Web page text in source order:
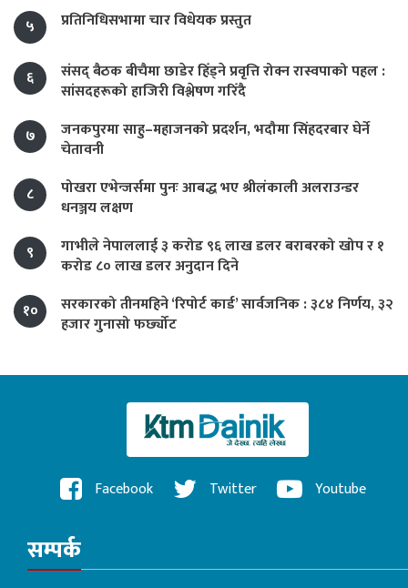
५
प्रतिनिधिसभामा चार विधेयक प्रस्तुत
६
संसद् बैठक बीचैमा छाडेर हिँड्ने प्रवृत्ति रोक्न रास्वपाको पहल :
सांसदहरूको हाजिरी विश्लेषण गरिँदै
७
जनकपुरमा साहु–महाजनको प्रदर्शन, भदौमा सिंहदरबार घेर्ने
चेतावनी
८
पोखरा एभेन्जर्समा पुनः आबद्ध भए श्रीलंकाली अलराउन्डर
धनञ्जय लक्षण
९
गाभीले नेपाललाई ३ करोड ९६ लाख डलर बराबरको खोप र १
करोड ८० लाख डलर अनुदान दिने
१०
सरकारको तीनमहिने ‘रिपोर्ट कार्ड’ सार्वजनिक : ३८४ निर्णय, ३२
हजार गुनासो फर्छ्योट
Facebook Twitter Youtube
सम्पर्क